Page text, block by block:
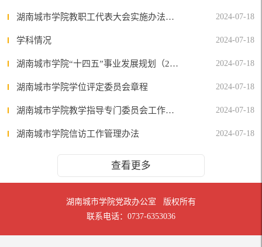
湖南城市学院教职工代表大会实施办法（修订稿） 2024-07-18
学科情况 2024-07-18
湖南城市学院“十四五”事业发展规划（2021-2025） 2024-07-18
湖南城市学院学位评定委员会章程 2024-07-18
湖南城市学院教学指导专门委员会工作规程 2024-07-18
湖南城市学院信访工作管理办法 2024-07-18
查看更多
湖南城市学院党政办公室 版权所有
联系电话：0737-6353036